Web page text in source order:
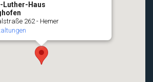
Luther-Haus
262 - Hemer